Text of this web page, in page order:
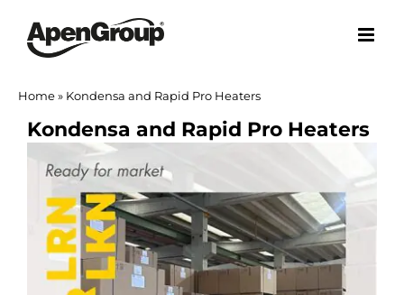
content
Home» Kondensa and Rapid Pro Heaters
Kondensa and Rapid Pro Heaters
Larger
Image